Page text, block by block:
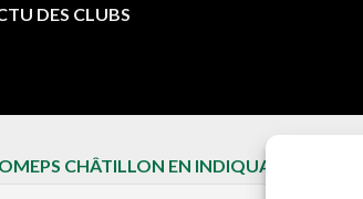
DES CLUBS
CHÂTILLON EN INDIQUANT VOTRE